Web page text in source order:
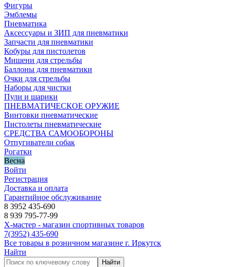
Фигуры
Эмблемы
Пневматика
Аксессуары и ЗИП для пневматики
Запчасти для пневматики
Кобуры для пистолетов
Мишени для стрельбы
Баллоны для пневматики
Очки для стрельбы
Наборы для чистки
Пули и шарики
ПНЕВМАТИЧЕСКОЕ ОРУЖИЕ
Винтовки пневматические
Пистолеты пневматические
СРЕДСТВА САМООБОРОНЫ
Отпугиватели собак
Рогатки
Весна
Войти
Регистрация
Доставка и оплата
Гарантийное обслуживание
8 3952 435-690
8 939 795-77-99
Х-мастер - магазин спортивных товаров
7(3952) 435-690
Все товары в розничном магазине г. Иркутск
Найти
Найти